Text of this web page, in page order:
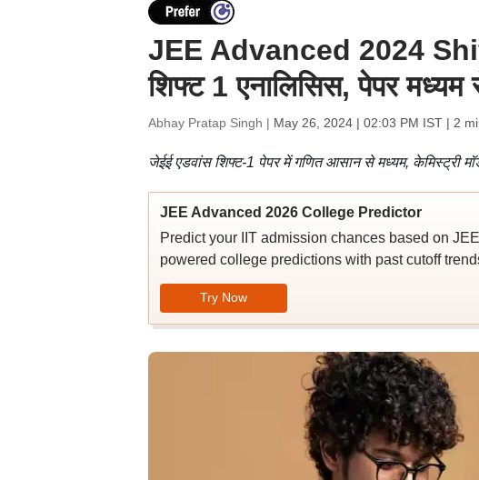
JEE Advanced 2024
शिफ्ट 1 एनालिसिस, पेपर मध्यम
Abhay Pratap Singh | May 26, 2024 | 02:03 PM IST| 2
जेईई एडवांस शिफ्ट-1 पेपर में गणित आसान से मध्यम, केमिस्ट्री
JEE Advanced 2026 College Predictor
Predict your IIT admission chances based on
powered college predictions with past cutoff
Try Now